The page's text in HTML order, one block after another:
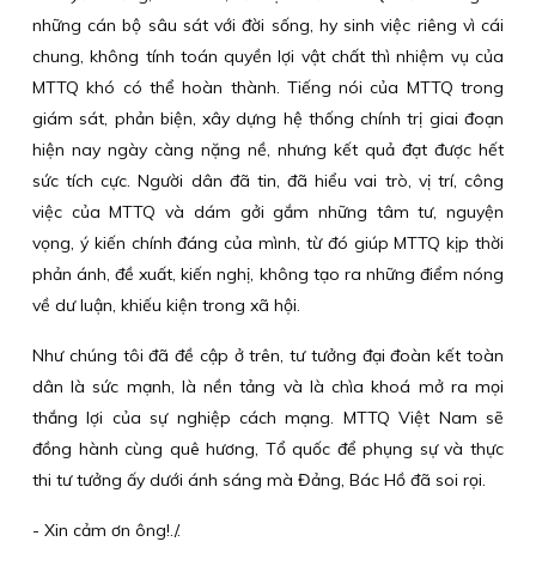
những cán bộ sâu sát với đời sống, hy sinh việc riêng vì cái
chung, không tính toán quyền lợi vật chất thì nhiệm vụ của
MTTQ khó có thể hoàn thành. Tiếng nói của MTTQ trong
giám sát, phản biện, xây dựng hệ thống chính trị giai đoạn
hiện nay ngày càng nặng nề, nhưng kết quả đạt được hết
sức tích cực. Người dân đã tin, đã hiểu vai trò, vị trí, công
việc của MTTQ và dám gởi gắm những tâm tư, nguyện
vọng, ý kiến chính đáng của mình, từ đó giúp MTTQ kịp thời
phản ánh, đề xuất, kiến nghị, không tạo ra những điểm nóng
về dư luận, khiếu kiện trong xã hội.
Như chúng tôi đã đề cập ở trên, tư tưởng đại đoàn kết toàn
dân là sức mạnh, là nền tảng và là chìa khoá mở ra mọi
thắng lợi của sự nghiệp cách mạng. MTTQ Việt Nam sẽ
đồng hành cùng quê hương, Tổ quốc để phụng sự và thực
thi tư tưởng ấy dưới ánh sáng mà Đảng, Bác Hồ đã soi rọi.
- Xin cảm ơn ông!./.